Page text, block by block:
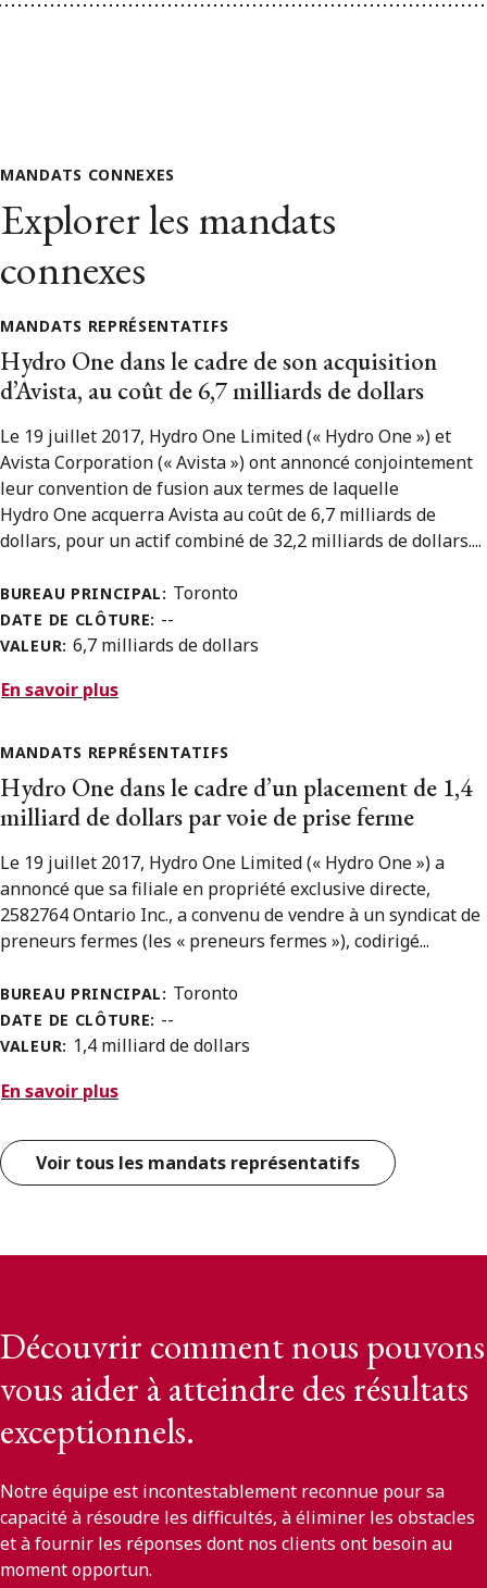
MANDATS CONNEXES
Explorer les mandats
connexes
MANDATS REPRÉSENTATIFS
Hydro One dans le cadre de son acquisition
d’Avista, au coût de 6,7 milliards de dollars
Le 19 juillet 2017, Hydro One Limited (« Hydro One ») et
Avista Corporation (« Avista ») ont annoncé conjointement
leur convention de fusion aux termes de laquelle
Hydro One acquerra Avista au coût de 6,7 milliards de
dollars, pour un actif combiné de 32,2 milliards de dollars....
BUREAU PRINCIPAL: Toronto
DATE DE CLÔTURE: --
VALEUR: 6,7 milliards de dollars
En savoir plus
MANDATS REPRÉSENTATIFS
Hydro One dans le cadre d’un placement de 1,4
milliard de dollars par voie de prise ferme
Le 19 juillet 2017, Hydro One Limited (« Hydro One ») a
annoncé que sa filiale en propriété exclusive directe,
2582764 Ontario Inc., a convenu de vendre à un syndicat de
preneurs fermes (les « preneurs fermes »), codirigé...
BUREAU PRINCIPAL: Toronto
DATE DE CLÔTURE: --
VALEUR: 1,4 milliard de dollars
En savoir plus
Voir tous les mandats représentatifs
Découvrir comment nous pouvons
vous aider à atteindre des résultats
exceptionnels.
Notre équipe est incontestablement reconnue pour sa
capacité à résoudre les difficultés, à éliminer les obstacles
et à fournir les réponses dont nos clients ont besoin au
moment opportun.